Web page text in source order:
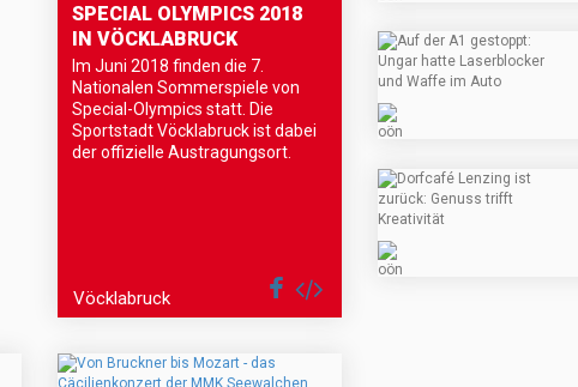
SPECIAL OLYMPICS 2018
IN VÖCKLABRUCK
Im Juni 2018 finden die 7.
Nationalen Sommerspiele von
Special-Olympics statt. Die
Sportstadt Vöcklabruck ist dabei
der offizielle Austragungsort.
Vöcklabruck